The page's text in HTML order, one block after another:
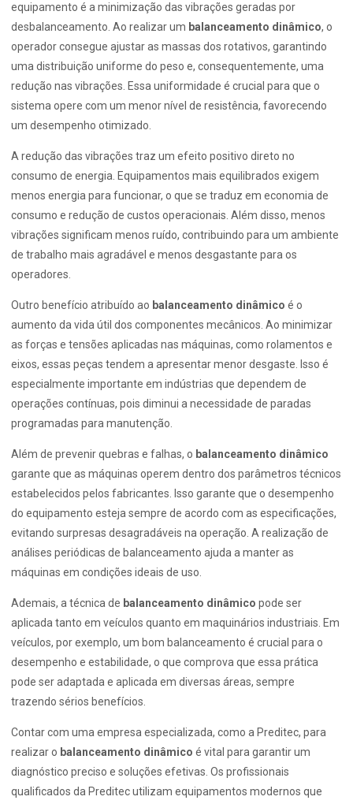
equipamento é a minimização das vibrações geradas por
desbalanceamento. Ao realizar um balanceamento dinâmico, o
operador consegue ajustar as massas dos rotativos, garantindo
uma distribuição uniforme do peso e, consequentemente, uma
redução nas vibrações. Essa uniformidade é crucial para que o
sistema opere com um menor nível de resistência, favorecendo
um desempenho otimizado.
A redução das vibrações traz um efeito positivo direto no
consumo de energia. Equipamentos mais equilibrados exigem
menos energia para funcionar, o que se traduz em economia de
consumo e redução de custos operacionais. Além disso, menos
vibrações significam menos ruído, contribuindo para um ambiente
de trabalho mais agradável e menos desgastante para os
operadores.
Outro benefício atribuído ao balanceamento dinâmico é o
aumento da vida útil dos componentes mecânicos. Ao minimizar
as forças e tensões aplicadas nas máquinas, como rolamentos e
eixos, essas peças tendem a apresentar menor desgaste. Isso é
especialmente importante em indústrias que dependem de
operações contínuas, pois diminui a necessidade de paradas
programadas para manutenção.
Além de prevenir quebras e falhas, o balanceamento dinâmico
garante que as máquinas operem dentro dos parâmetros técnicos
estabelecidos pelos fabricantes. Isso garante que o desempenho
do equipamento esteja sempre de acordo com as especificações,
evitando surpresas desagradáveis na operação. A realização de
análises periódicas de balanceamento ajuda a manter as
máquinas em condições ideais de uso.
Ademais, a técnica de balanceamento dinâmico pode ser
aplicada tanto em veículos quanto em maquinários industriais. Em
veículos, por exemplo, um bom balanceamento é crucial para o
desempenho e estabilidade, o que comprova que essa prática
pode ser adaptada e aplicada em diversas áreas, sempre
trazendo sérios benefícios.
Contar com uma empresa especializada, como a Preditec, para
realizar o balanceamento dinâmico é vital para garantir um
diagnóstico preciso e soluções efetivas. Os profissionais
qualificados da Preditec utilizam equipamentos modernos que